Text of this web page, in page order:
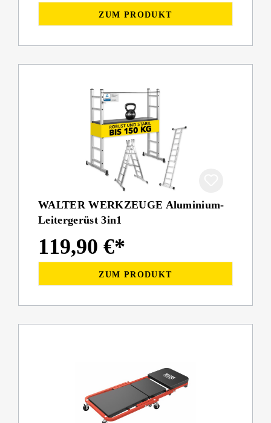
ZUM PRODUKT
WALTER WERKZEUGE Aluminium-
Leitergerüst 3in1
119,90 €*
ZUM PRODUKT